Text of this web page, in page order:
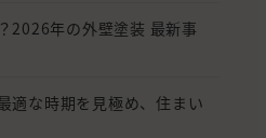
2026年の外壁塗装 最新事
適な時期を見極め、住まい